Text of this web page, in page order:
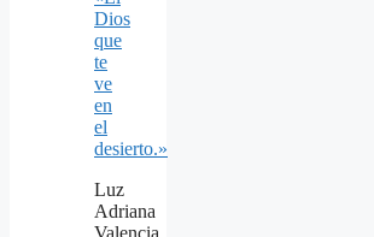
Dios
que
te
ve
en
el
desierto.»
Luz
Adriana
Valencia